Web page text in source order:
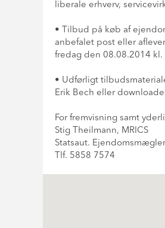
liberale erhverv,
• Tilbud på køb af
anbefalet post eller
fredag den 08.08.2014 kl.
• Udførligt
Erik Bech eller
For fremvisning samt
Stig Theilmann, MRICS
Statsaut.
Tlf. 5858 7574